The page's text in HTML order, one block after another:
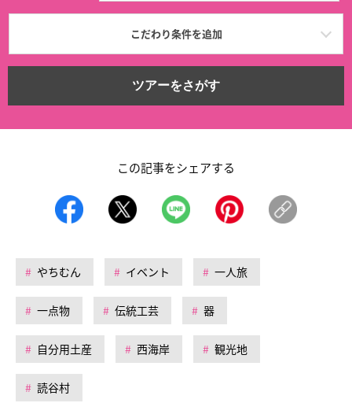
こだわり条件を追加
ツアーをさがす
この記事をシェアする
やちむん イベント 一人旅
一点物 伝統工芸 器
自分用土産 西海岸 観光地
読谷村